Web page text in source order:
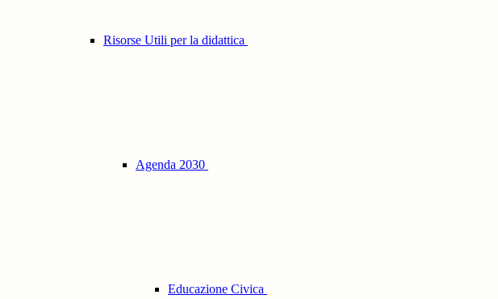
Risorse Utili per la didattica
Agenda 2030
Educazione Civica